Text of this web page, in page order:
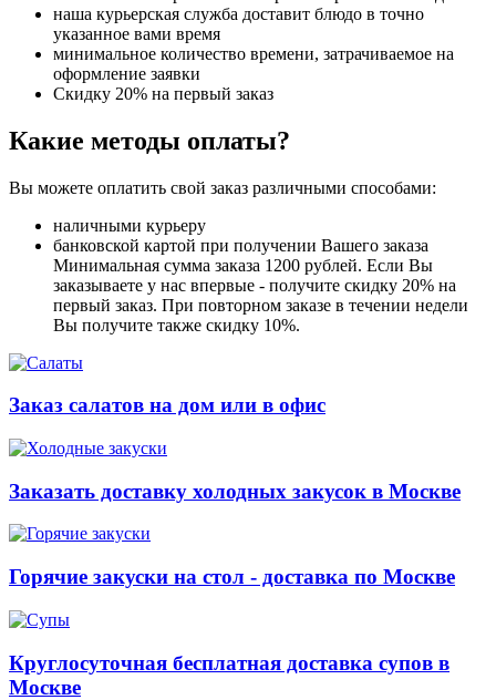
наша курьерская служба доставит блюдо в точно
указанное вами время
минимальное количество времени, затрачиваемое на
оформление заявки
Скидку 20% на первый заказ
Какие методы оплаты?
Вы можете оплатить свой заказ различными способами:
наличными курьеру
банковской картой при получении Вашего заказа
Минимальная сумма заказа 1200 рублей. Если Вы
заказываете у нас впервые - получите скидку 20% на
первый заказ. При повторном заказе в течении недели
Вы получите также скидку 10%.
Заказ салатов на дом или в офис
Заказать доставку холодных закусок в Москве
Горячие закуски на стол - доставка по Москве
Круглосуточная бесплатная доставка супов в
Москве